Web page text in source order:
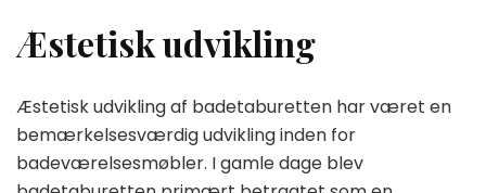
Æstetisk udvikling
Æstetisk udvikling af badetaburetten har været en
bemærkelsesværdig udvikling inden for
badeværelsesmøbler. I gamle dage blev